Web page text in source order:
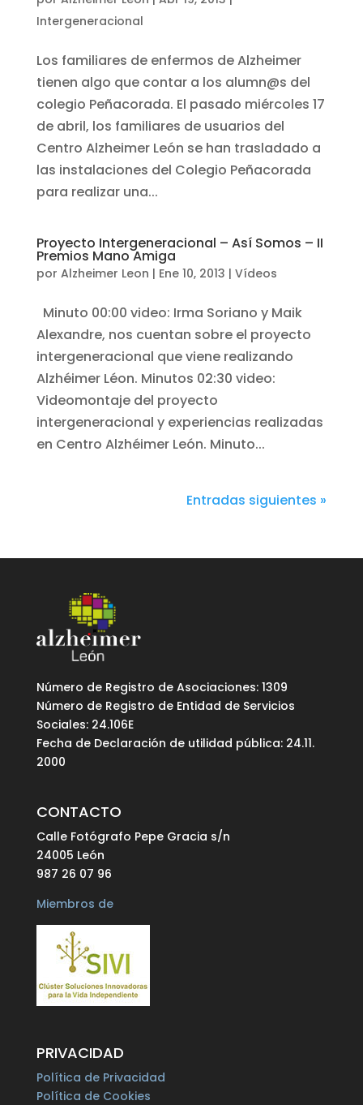
Intergeneracional
Los familiares de enfermos de Alzheimer
tienen algo que contar a los alumn@s del
colegio Peñacorada. El pasado miércoles 17
de abril, los familiares de usuarios del
Centro Alzheimer León se han trasladado a
las instalaciones del Colegio Peñacorada
para realizar una...
Proyecto Intergeneracional – Así Somos – II
Premios Mano Amiga
por Alzheimer Leon | Ene 10, 2013 | Vídeos
Minuto 00:00 video: Irma Soriano y Maik
Alexandre, nos cuentan sobre el proyecto
intergeneracional que viene realizando
Alzhéimer Léon. Minutos 02:30 video:
Videomontaje del proyecto
intergeneracional y experiencias realizadas
en Centro Alzhéimer León. Minuto...
Entradas siguientes »
Número de Registro de Asociaciones: 1309
Número de Registro de Entidad de Servicios
Sociales: 24.106E
Fecha de Declaración de utilidad pública: 24.11.
2000
CONTACTO
Calle Fotógrafo Pepe Gracia s/n
24005 León
987 26 07 96
Miembros de
PRIVACIDAD
Política de Privacidad
Política de Cookies